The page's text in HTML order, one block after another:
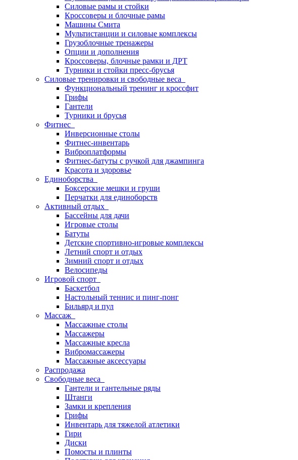
Силовые рамы и стойки
Кроссоверы и блочные рамы
Машины Смита
Мультистанции и силовые комплексы
Грузоблочные тренажеры
Опции и дополнения
Кроссоверы, блочные рамки и ДРТ
Турники и стойки пресс-брусья
Силовые тренировки и свободные веса
Функциональный тренинг и кроссфит
Грифы
Гантели
Турники и брусья
Фитнес
Инверсионные столы
Фитнес-инвентарь
Виброплатформы
Фитнес-батуты с ручкой для джампинга
Красота и здоровье
Единоборства
Боксерские мешки и груши
Перчатки для единоборств
Активный отдых
Бассейны для дачи
Игровые столы
Батуты
Детские спортивно-игровые комплексы
Летний спорт и отдых
Зимний спорт и отдых
Велосипеды
Игровой спорт
Баскетбол
Настольный теннис и пинг-понг
Бильярд и пул
Массаж
Массажные столы
Массажеры
Массажные кресла
Вибромассажеры
Массажные аксессуары
Распродажа
Свободные веса
Гантели и гантельные ряды
Штанги
Замки и крепления
Грифы
Инвентарь для тяжелой атлетики
Гири
Диски
Помосты и плинты